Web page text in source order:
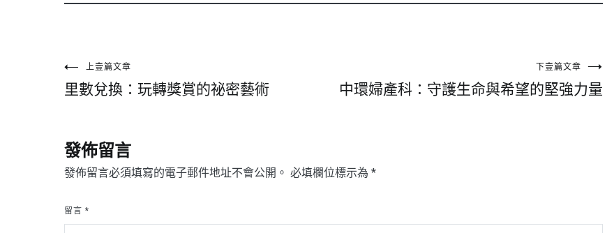
文
導
覽
上壹篇文章
里數兌換：玩轉獎賞的祕密藝術
下壹篇文章
中環婦產科：守護生命與希望的堅強力量
發佈留言
發佈留言必須填寫的電子郵件地址不會公開。 必填欄位標示為 *
留言 *